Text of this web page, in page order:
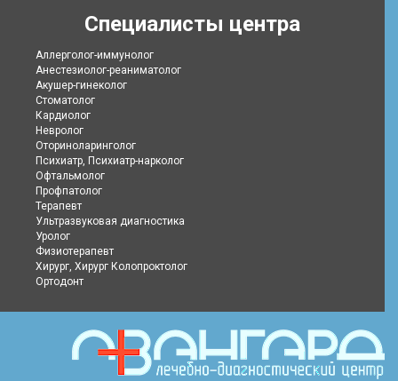
Специалисты центра
Аллерголог-иммунолог
Анестезиолог-реаниматолог
Акушер-гинеколог
Стоматолог
Кардиолог
Невролог
Оториноларинголог
Психиатр, Психиатр-нарколог
Офтальмолог
Профпатолог
Терапевт
Ультразвуковая диагностика
Уролог
Физиотерапевт
Хирург, Хирург Колопроктолог
Ортодонт